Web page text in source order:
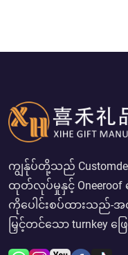
ကျွန်ုပ်တို့သည်
ထုတ်လုပ်မှုနှင့်
ကိုပေါင်းစပ်ထားသည်-အ
မြှင့်တင်သော turnkey ဖြ